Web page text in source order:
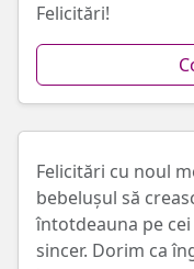
Felicitări!
Felicitări cu noul
bebelușul să
întotdeauna pe
sincer. Dorim ca